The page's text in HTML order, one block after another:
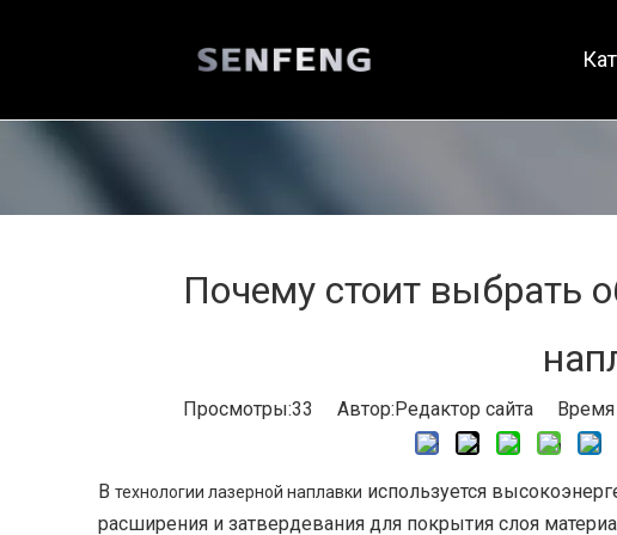
Почему стоит выбрать
Просмотры:33 Автор:Pедактор сайта
В технологии лазерной наплавки используется
расширения и затвердевания для покрытия слоя